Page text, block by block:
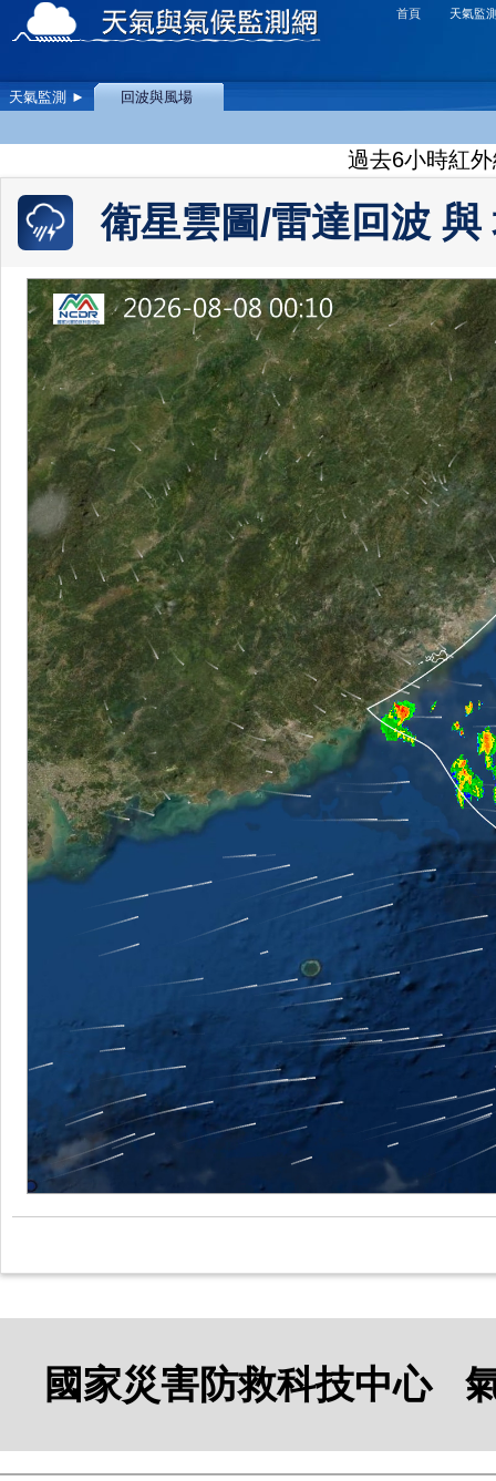
天氣監
首頁
天氣監測 ► 回波與風場
過去6小時紅
衛星雲圖/雷達回波 與
國家災害防救科技中心